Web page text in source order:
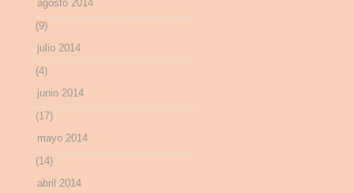
agosto 2014
(9)
julio 2014
(4)
junio 2014
(17)
mayo 2014
(14)
abril 2014